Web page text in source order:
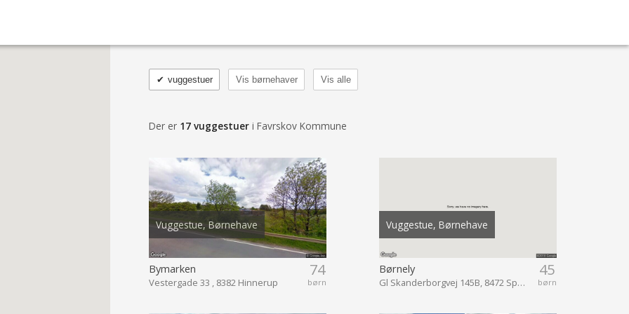
vuggestuer
✔ Vis børnehaver Vis alle
Der er 17 vuggestuer i Favrskov Kommune
Vuggestue, Børnehave
74
børn
Bymarken
Vestergade 33 , 8382 Hinnerup
Vuggestue, Børnehave
45
børn
Børnely
Gl Skanderborgvej 145B, 8472 Sporup